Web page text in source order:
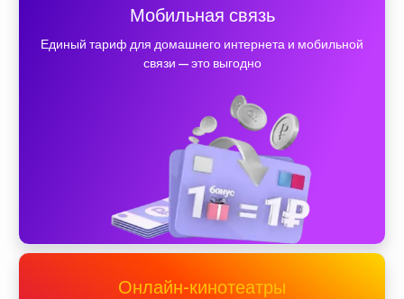
Мобильная связь
Единый тариф для домашнего интернета и мобильной
связи — это выгодно
Онлайн-кинотеатры